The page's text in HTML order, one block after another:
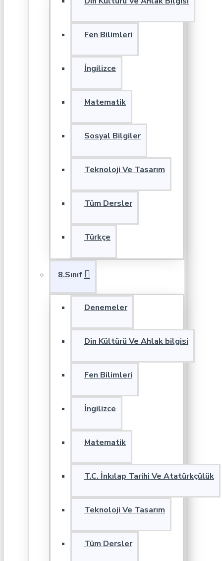
Fen Bilimleri
İngilizce
Matematik
Sosyal Bilgiler
Teknoloji Ve Tasarım
Tüm Dersler
Türkçe
8.Sınıf
Denemeler
Din Kültürü Ve Ahlak bilgisi
Fen Bilimleri
İngilizce
Matematik
T.C. İnkılap Tarihi Ve Atatürkçülük
Teknoloji Ve Tasarım
Tüm Dersler